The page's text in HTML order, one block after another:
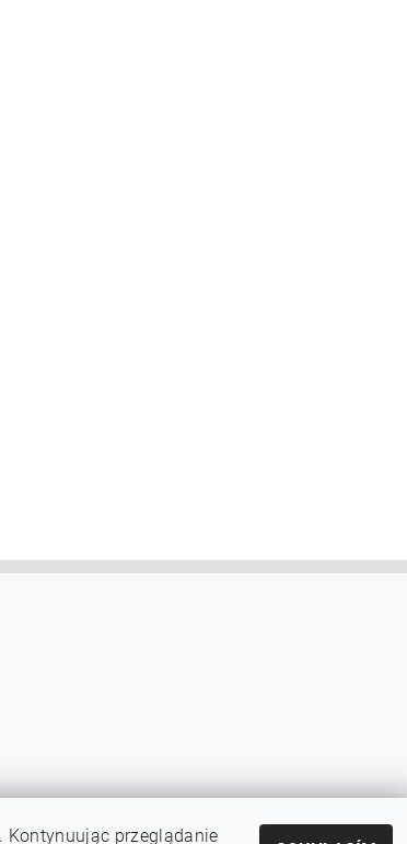
Kontynuując przeglądanie